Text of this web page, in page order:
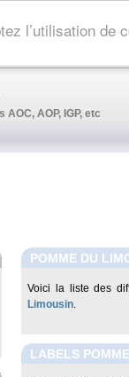
l’utilisation
AOP, IGP, etc
POMME DU
Voici la liste des
Limousin.
LABELS